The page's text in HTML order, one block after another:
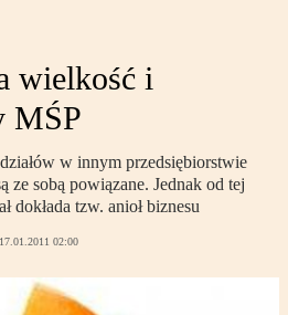
wielkość i
MŚP
w innym przedsiębiorstwie
ze sobą powiązane. Jednak od tej
dokłada tzw. anioł biznesu
17.01.2011 02:00